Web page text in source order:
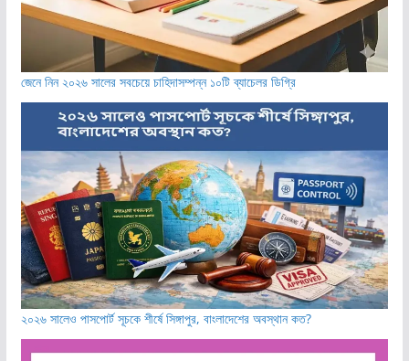
জেনে নিন ২০২৬ সালের সবচেয়ে চাহিদাসম্পন্ন ১০টি ব্যাচেলর ডিগ্রি
২০২৬ সালেও পাসপোর্ট সূচকে শীর্ষে সিঙ্গাপুর, বাংলাদেশের অবস্থান কত?